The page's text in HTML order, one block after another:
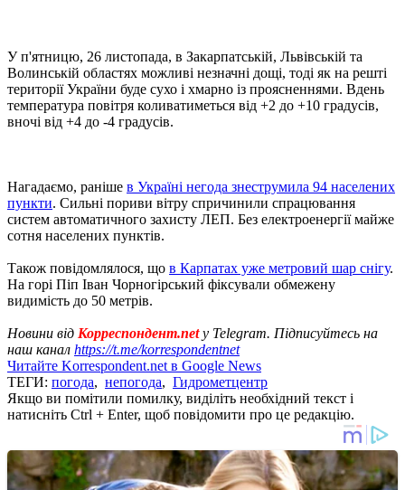
У п'ятницю, 26 листопада, в Закарпатській, Львівській та
Волинській областях можливі незначні дощі, тоді як на решті
території України буде сухо і хмарно із проясненнями. Вдень
температура повітря коливатиметься від +2 до +10 градусів,
вночі від +4 до -4 градусів.
Нагадаємо, раніше в Україні негода знеструмила 94 населених
пункти. Сильні пориви вітру спричинили спрацювання
систем автоматичного захисту ЛЕП. Без електроенергії майже
сотня населених пунктів.
Також повідомлялося, що в Карпатах уже метровий шар снігу.
На горі Піп Іван Чорногірський фіксували обмежену
видимість до 50 метрів.
Новини від Корреспондент.netу Telegram. Підписуйтесь на
наш канал https://t.me/korrespondentnet
Читайте Korrespondent.net в Google News
ТЕГИ: погода, непогода, Гидрометцентр
Якщо ви помітили помилку, виділіть необхідний текст і
натисніть Ctrl + Enter, щоб повідомити про це редакцію.